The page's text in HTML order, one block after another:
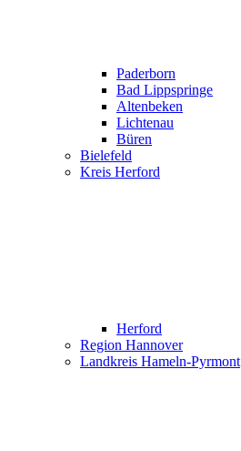
Paderborn
Bad Lippspringe
Altenbeken
Lichtenau
Büren
Bielefeld
Kreis Herford
Herford
Region Hannover
Landkreis Hameln-Pyrmont